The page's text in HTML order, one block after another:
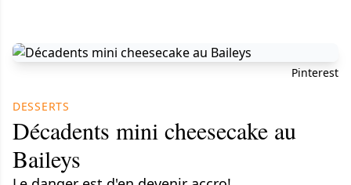
Pinterest
DESSERTS
Décadents mini cheesecake au
Baileys